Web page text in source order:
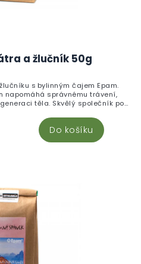
a žlučník 50g
Do košíku
s bylinným čajem Epam.
napomáhá správnému trávení,
těla. Skvělý společník po